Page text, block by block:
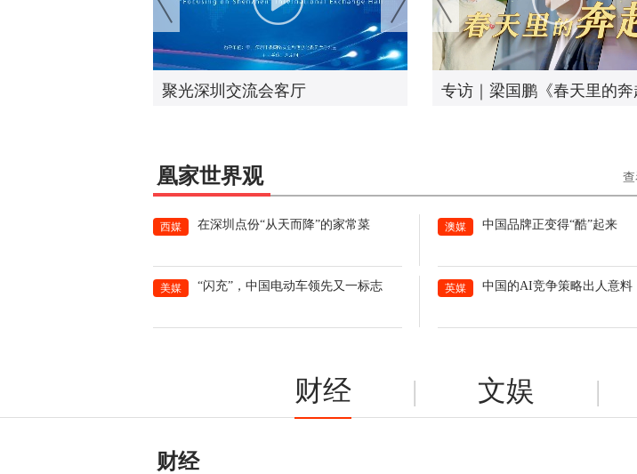
第五期海峡青年说论坛活动
海峡青年说｜台湾青年深圳
凰家世界观
西媒 在深圳点份“从天而降”的家常菜 澳媒 中国品牌正变得“酷”起来
美媒 “闪充”，中国电动车领先又一标志 英媒 中国的AI竞争策略出人意料
于秀峰 喻信东
财经 | 文娱 |
财经